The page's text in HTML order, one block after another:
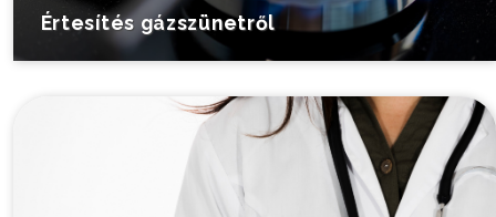
Értesítés gázszünetről